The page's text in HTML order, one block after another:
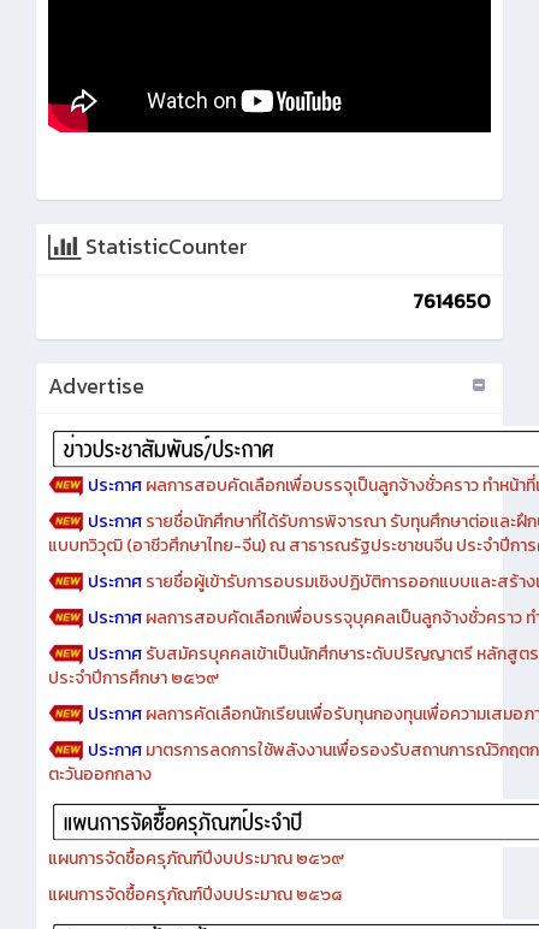
StatisticCounter
7614650
Advertise
ประกาศผลการสอบคัดเลือกเพื่อบรรจุเป็นลูกจ้างชั่วคราว ทำหน้าที่
ประกาศรายชื่อนักศึกษาที่ได้รับการพิจารณา รับทุนศึกษาต่อและฝึ
แบบทวิวุฒิ (อาชีวศึกษาไทย-จีน) ณ สาธารณรัฐประชาชนจีน ประจำปีก
ประกาศรายชื่อผู้เข้ารับการอบรมเชิงปฏิบัติการออกแบบและสร้า
ประกาศผลการสอบคัดเลือกเพื่อบรรจุบุคคลเป็นลูกจ้างชั่วคราว ท
ประกาศรับสมัครบุคคลเข้าเป็นนักศึกษาระดับปริญญาตรี หลักสูต
ประจำปีการศึกษา ๒๕๖๙
ประกาศผลการคัดเลือกนักเรียนเพื่อรับทุนกองทุนเพื่อความเสมอ
ประกาศมาตรการลดการใช้พลังงานเพื่อรองรับสถานการณ์วิกฤ
ตะวันออกกลาง
แผนการจัดซื้อครุภัณฑ์ปีงบประมาณ ๒๕๖๙
แผนการจัดซื้อครุภัณฑ์ปีงบประมาณ ๒๕๖๘